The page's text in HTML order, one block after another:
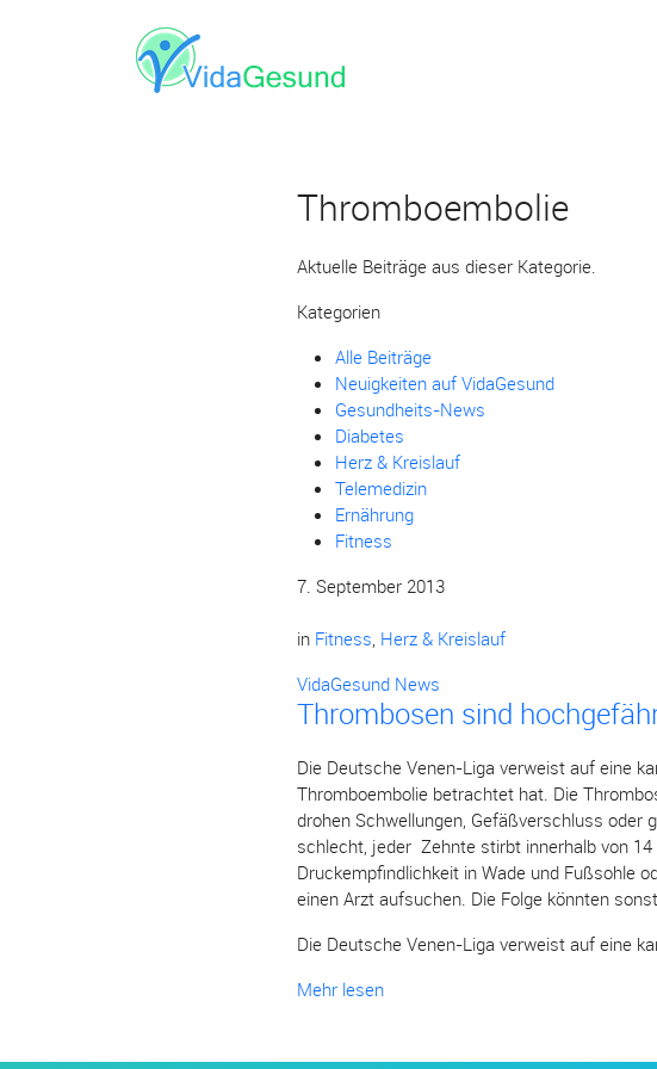
Thromboembolie
Aktuelle Beiträge aus dieser Kategorie.
Kategorien
Alle Beiträge
Neuigkeiten auf VidaGesund
Gesundheits-News
Diabetes
Herz & Kreislauf
Telemedizin
Ernährung
Fitness
7. September 2013
in Fitness, Herz & Kreislauf
VidaGesund News
Thrombosen sind
Die Deutsche Venen-Liga verweist auf eine
Thromboembolie betrachtet hat. Die
drohen Schwellungen, Gefäßverschluss oder
schlecht, jeder Zehnte stirbt innerhalb von 14
Druckempfindlichkeit in Wade und Fußsohle
einen Arzt aufsuchen. Die Folge könnten
Die Deutsche Venen-Liga verweist auf eine
Mehr lesen